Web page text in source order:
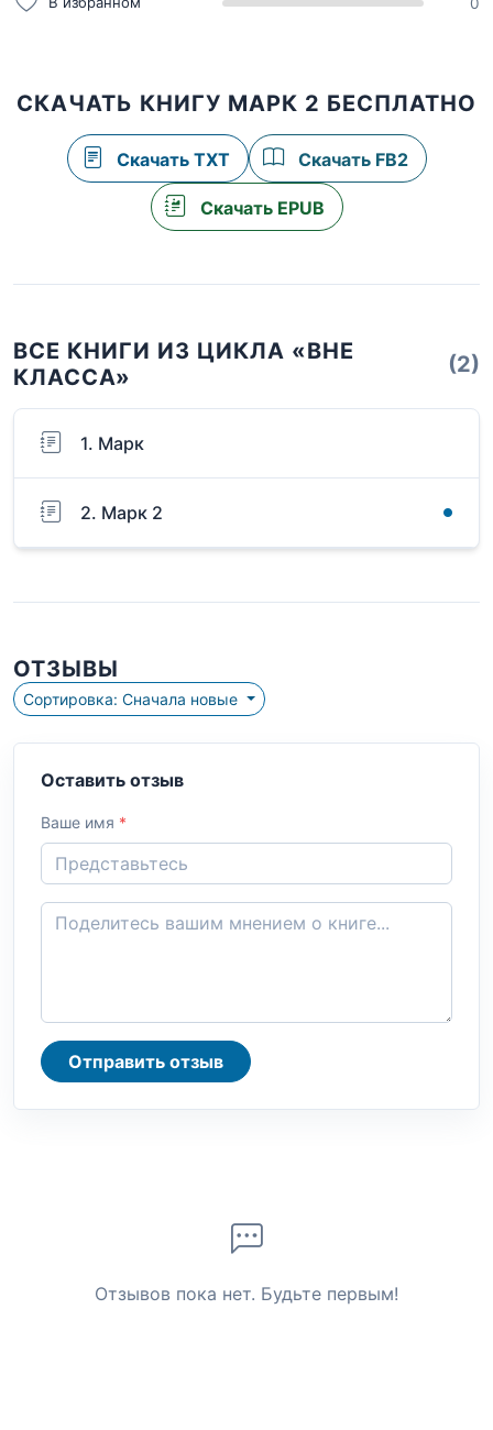
СКАЧАТЬ КНИГУ МАРК 2 БЕСПЛАТНО
Скачать TXT Скачать FB2
Скачать EPUB
ВСЕ КНИГИ ИЗ ЦИКЛА «ВНЕ
КЛАССА»
(2)
1. Марк
2. Марк 2
ОТЗЫВЫ
Сортировка: Сначала новые
Оставить отзыв
Ваше имя *
Отправить отзыв
Отзывов пока нет. Будьте первым!